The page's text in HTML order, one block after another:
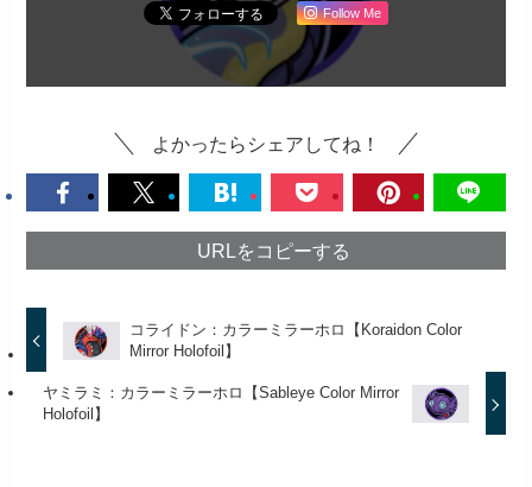
Follow Me
よかったらシェアしてね！
URLをコピーする
コライドン：カラーミラーホロ【Koraidon Color
Mirror Holofoil】
ヤミラミ：カラーミラーホロ【Sableye Color Mirror
Holofoil】